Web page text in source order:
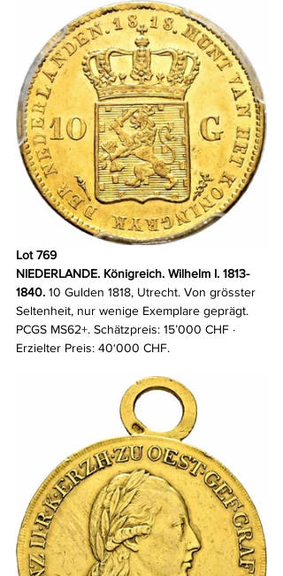
Lot 769
NIEDERLANDE. Königreich. Wilhelm I. 1813-
1840. 10 Gulden 1818, Utrecht. Von grösster
Seltenheit, nur wenige Exemplare geprägt.
PCGS MS62+. Schätzpreis: 15’000 CHF ·
Erzielter Preis: 40‘000 CHF.